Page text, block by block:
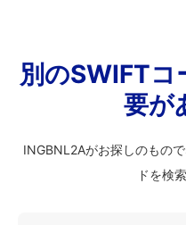
別のSWIFTコ
要が
INGBNL2Aがお探しのもの
ドを検